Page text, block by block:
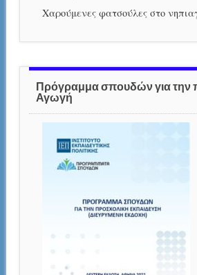
Χαρούμενες φατσούλες στο
Πρόγραμμα σπουδών για την
Αγωγή